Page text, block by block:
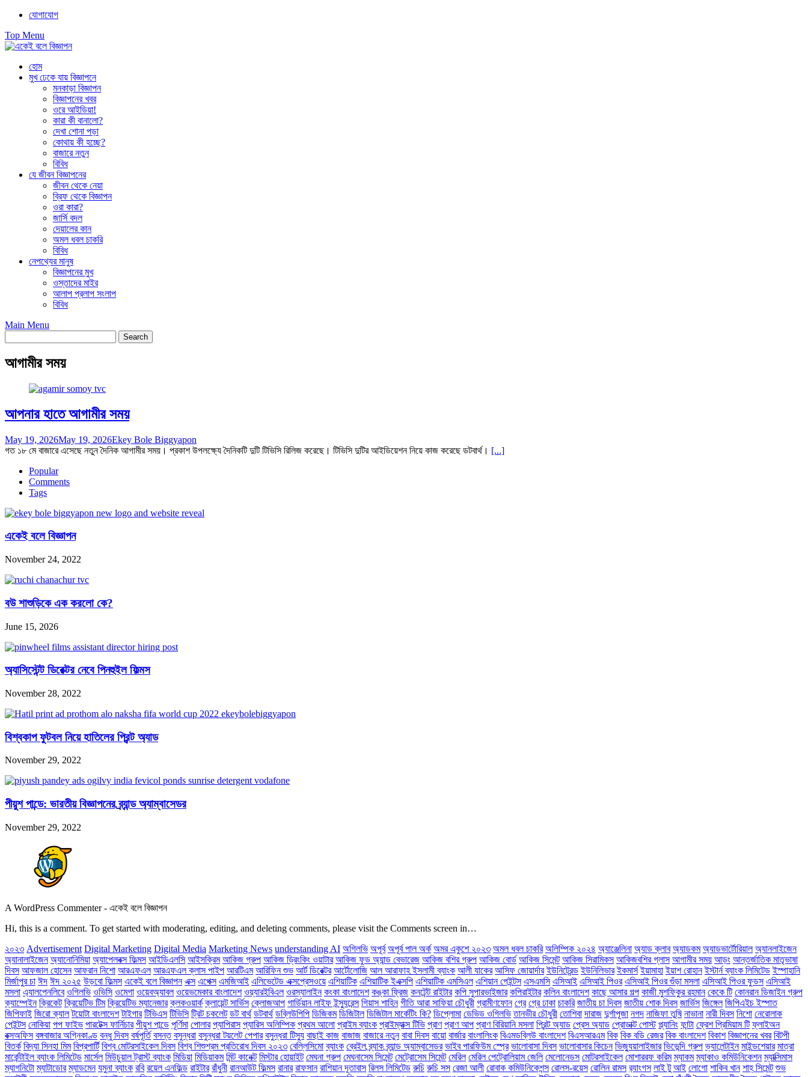
Skip
content
যোগাযোগ
Top Menu
হোম
মুখ ঢেকে যায় বিজ্ঞাপনে
মনকাড়া বিজ্ঞাপন
বিজ্ঞাপনের খবর
ওরে আইডিয়া!
কারা কী বানালো?
দেখা শোনা পড়া
কোথায় কী হচ্ছে?
বাজারে নতুন
বিবিধ
যে জীবন বিজ্ঞাপনের
জীবন থেকে নেয়া
ব্রিফ থেকে বিজ্ঞাপন
ওরা কারা?
জার্সি বদল
দেয়ালের কান
অমল ধবল চাকরি
বিবিধ
নেপথ্যের মানুষ
বিজ্ঞাপনের মুখ
ওস্তাদের মাইর
আলাপ প্রলাপ সংলাপ
বিবিধ
Main Menu
আগামীর সময়
আপনার হাতে আগামীর সময়
May 19, 2026May 19, 2026Ekey Bole Biggyapon
গত ১৮ মে বাজারে এসেছে নতুন দৈনিক আগামীর সময়। প্রকাশ উপলক্ষ্যে দৈনিকটি দুটি টিভিসি রিলিজ করেছে। টিভিসি দুটির আইডিয়েশন নিয়ে কাজ করেছে ডটবার্থ। [...]
Popular
Comments
Tags
একেই বলে বিজ্ঞাপন
November 24, 2022
বউ শাশুড়িকে এক করলো কে?
June 15, 2026
অ্যাসিস্টেন্ট ডিরেক্টর নেবে পিনহুইল ফিল্মস
November 28, 2022
বিশ্বকাপ ফুটবল নিয়ে হাতিলের প্রিন্ট অ্যাড
November 29, 2022
পীয়ুশ পান্ডে: ভারতীয় বিজ্ঞাপনের ব্র্যান্ড অ্যাম্বাসেডর
November 29, 2022
A WordPress Commenter- একেই বলে বিজ্ঞাপন
Hi, this is a comment. To get started with moderating, editing, and deleting comments, please visit the Comments screen in…
২০২৩ Advertisement Digital Marketing Digital Media Marketing News understanding AI অগিলভি অপূর্ব অপূর্ব পাল অর্ক অমর একুশে ২০২৩ অমল ধবল চাকরি অলিম্পিক ২০২৪ অ্যাঞ্জেলিনা অ্যাড ক্লাব অ্যাডকম অ্যাডভার্টোরিয়াল অ্যানলাইজেন
অ্যানালাইজেন অ্যানোনিমিয়া অ্যাপেলবক্স ফিল্মস আইডিএলসি আইসক্রিম আকিজ গ্রুপ আকিজ ড্রিংকিং ওয়াটার আকিজ ফুড অ্যান্ড বেভারেজ আকিজ বশির গ্রুপ আকিজ বোর্ড আকিজ সিমেন্ট আকিজ সিরামিকস আকিজবশির গ্লাস আগামীর সময় আড়ং আন্তর্জাতিক মাতৃভাষা
দিবস আফজাল হোসেন আফরান নিশো আরএফএল আরএফএল ক্লাস পাইপ আরটিএম আরিফিন শুভ আর্ট ডিরেক্টর আর্টোলোজি আল আরাফাহ ইসলামী ব্যাংক আলী যাকের আসিফ জোয়ার্দার ইউনিট্রেন্ড ইউনিলিভার ইকমার্স ইয়ামাহা ইয়াশ রোহান ইস্টার্ন ব্যাংক লিমিটেড ইস্পাহানি
মির্জাপুর চা ঈদ ঈদ ২০২৫ উড়বো ফিল্মস একেই বলে বিজ্ঞাপন এক্স এপেক্স এমজিআই এলিভেটেড এক্সপ্রেসওয়ে এশিয়াটিক এশিয়াটিক ইএক্সপি এশিয়াটিক এমসিএল এশিয়ান পেইন্টস এসএমসি এসিআই এসিআই পিওর এসিআই পিওর গুঁড়া মসলা এসিআই পিওর ফুডস এসিআই
মসলা এ্যালপেনলিবে ওগিলভি ওভিসি ওমেগা ওয়েবঅ্যাবল ওয়েভমেকার বাংলাদেশ ওয়্যারইবিএল ওরস্যালাইন কংকা বাংলাদেশ কঙ্কা ফ্রিজ কনটেন্ট রাইটার কপি সুপারভাইজার কপিরাইটার কলিন বাংলাদেশ কাছে আসার গল্প কাজী মুশফিকুর রহমান কেকে টি কোনরান ডিজাইন গ্রুপ
ক্যাম্পেইন ক্রিকেট ক্রিয়েটিভ টিম ক্রিয়েটিভ ম্যানেজার ক্লকওয়ার্ক ক্লায়েন্ট সার্ভিস ক্লোজআপ গার্ডিয়ান লাইফ ইন্স্যুরেন্স গিয়াস শাহিন গীতি আরা সাফিয়া চৌধুরী গ্রামীণফোন গ্রে গ্রে ঢাকা চাকরি জাতীয় চা দিবস জাতীয় শোক দিবস জার্ভিস জিঙ্গেল জিপিএইচ ইস্পাত
জিপিফাই জিরো ক্যাল টয়োটা বাংলাদেশ টাইগার টিভিএস টিভিসি ট্রিট চকলেট ডট বার্থ ডটবার্থ ডব্লিউপিপি ডিজিকম ডিজিটাল ডিজিটাল মার্কেটিং কি? ডিপ্লোমা ডেভিড ওগিলভি তানভীর চৌধুরী তোশিবা দারাজ দুর্গাপূজা নগদ নাজিফা তুষি নাভানা নারী দিবস নিশো নেরোলাক
পেইন্টস নোকিয়া পপ ফাইভ পারটেক্স ফার্নিচার পীয়ুশ পান্ডে পূর্ণিমা পোলার প্যাপিরাস প্যারিস অলিম্পিক প্রথম আলো প্রাইম ব্যাংক প্রাইম্যাক্স টিভি প্রাণ প্রাণ আপ প্রাণ বিরিয়ানি মসলা প্রিন্ট অ্যাড প্রেস অ্যাড প্রোডাক্ট পোস্ট প্ল্যানিং ফান্টা ফ্রেশ প্রিমিয়াম টি ফ্লাইঅন
বক্সঅফিস বঙ্গবাজার অগ্নিকাণ্ড বন্ধু দিবস বর্ষপূর্তি বসন্ত বসুন্ধরা বসুন্ধরা টয়লেট পেপার বসুন্ধরা টিস্যু বাছাই কাজ বাজাজ বাজারে নতুন বাবা দিবস বায়ো বার্জার বাংলালিংক বিএমডব্লিউ বাংলাদেশ বিএসআরএম বিক বিক বডি রেজর বিক বাংলাদেশ বিকাশ বিজ্ঞাপনের খবর বিটপী
বিতর্ক বিদ্যা সিনহা মিম বিপ্রপার্টি বিশ্ব মোটরসাইকেল দিবস বিশ্ব শিশুশ্রম প্রতিরোধ দিবস ২০২৩ বেল্লিসিমো ব্যাংক ব্রেইল ব্র্যাক ব্র্যান্ড অ্যাম্বাসেডর ভাইব পারফিউম স্প্রে ভালোবাসা দিবস ভালোবাসার কিচেন ভিজ্যুয়ালাইজার ভিভেন্দি গ্রুপ ভ্যালেন্টাইন মাইন্ডশেয়ার মাত্রা
মার্কেন্টাইল ব্যাংক লিমিটেড মার্সেল মিউচুয়াল ট্রাস্ট ব্যাংক মিডিয়া মিডিয়াকম মিন্ট কানেক্ট মিস্টার হোয়াইট মেঘনা গ্রুপ মেঘনাসেম সিমেন্ট মেট্রোসেম সিমেন্ট মেরিল মেরিল পেট্রোলিয়াম জেলি মেলোনেডস মোটরসাইকেল মোশাররফ করিম ম্যাকম ম্যাকাও কমিউনিকেশন ম্যাক্সিমাস
ম্যাগনিটো ম্যাটাডোর ম্যাডমেন যমুনা ব্যাংক রবি রয়েল এনফিল্ড রাইটার রাঁধুনী রানআউট ফিল্মস রানার রাফসান রাশিয়ান দূতাবাস রিলস লিমিটেড রুচি রুচি সস রেজা আলী রোবাক কমিউনিকেশন্স রোলস-রয়েস রোলিন রামস র‌্যাংগস লাই টু আই লোগো শাকিব খান শাহ্ সিমেন্ট শুভ